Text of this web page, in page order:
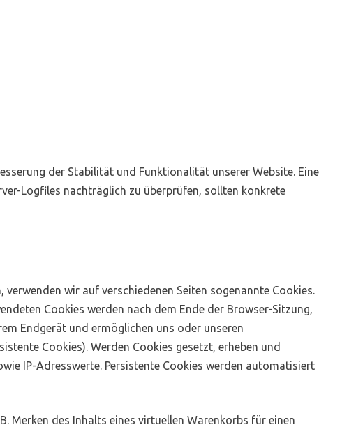
der Stabilität und Funktionalität unserer Website. Eine
Logfiles nachträglich zu überprüfen, sollten konkrete
wir auf verschiedenen Seiten sogenannte Cookies.
Cookies werden nach dem Ende der Browser-Sitzung,
Endgerät und ermöglichen uns oder unseren
Cookies). Werden Cookies gesetzt, erheben und
IP-Adresswerte. Persistente Cookies werden automatisiert
Merken des Inhalts eines virtuellen Warenkorbs für einen